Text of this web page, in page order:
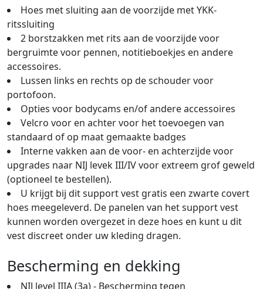
Hoes met sluiting aan de voorzijde met YKK-
ritssluiting
2 borstzakken met rits aan de voorzijde voor
bergruimte voor pennen, notitieboekjes en andere
accessoires.
Lussen links en rechts op de schouder voor
portofoon.
Opties voor bodycams en/of andere accessoires
Velcro voor en achter voor het toevoegen van
standaard of op maat gemaakte badges
Interne vakken aan de voor- en achterzijde voor
upgrades naar NIJ levek III/IV voor extreem grof geweld
(optioneel te bestellen).
U krijgt bij dit support vest gratis een zwarte covert
hoes meegeleverd. De panelen van het support vest
kunnen worden overgezet in deze hoes en kunt u dit
vest discreet onder uw kleding dragen.
Bescherming en dekking
NIJ level IIIA (3a) - Bescherming tegen